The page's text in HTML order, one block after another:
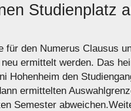
Studienplatz
für den Numerus Clausus
ermittelt werden. Das
Hohenheim den
ermittelten
Semester